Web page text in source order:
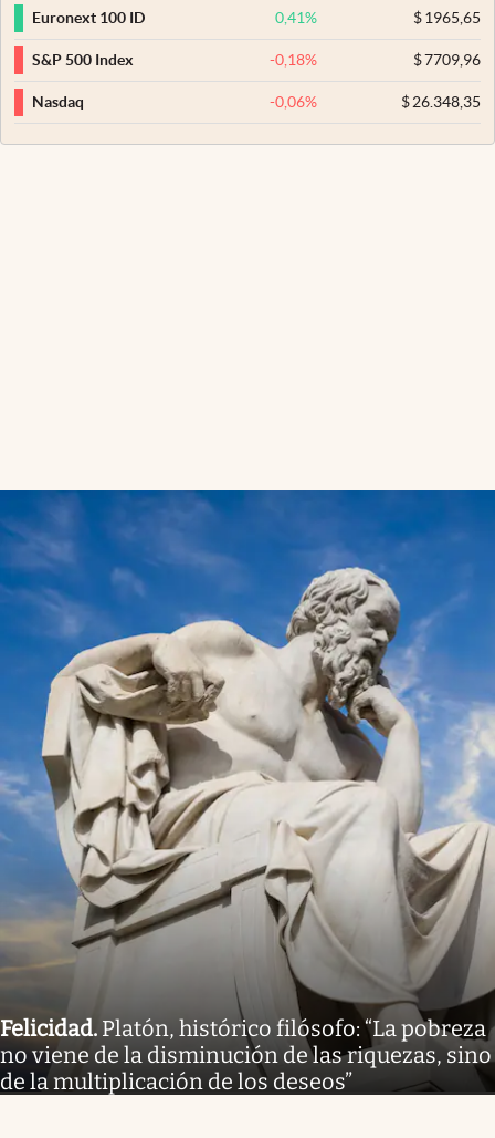
Euronext 100 ID 0,41% $1965,65
S&P 500 Index -0,18% $7709,96
Nasdaq -0,06% $26.348,35
Felicidad. Platón, histórico filósofo: “La pobreza
no viene de la disminución de las riquezas, sino
de la multiplicación de los deseos”